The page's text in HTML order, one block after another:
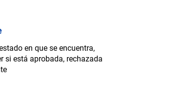
en que se encuentra,
si está aprobada, rechazada